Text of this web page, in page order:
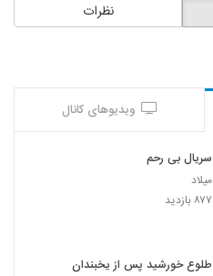
نظرات
ویدیوهای کانال
سریال بی رحم
میلاد
۸۷۷ بازدید
طلوع خورشید پس از یخبندان